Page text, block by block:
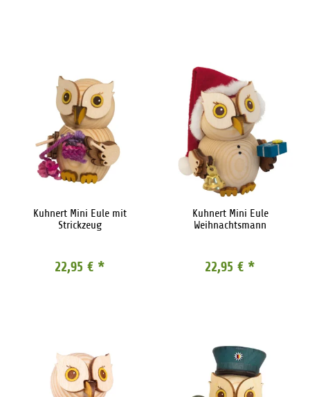
Kuhnert Mini Eule mit
Strickzeug
22,95 € *
Kuhnert Mini Eule
Weihnachtsmann
22,95 € *